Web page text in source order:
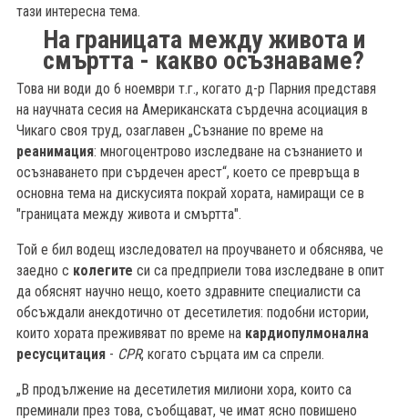
тази интересна тема.
На границата между живота и
смъртта - какво осъзнаваме?
Това ни води до 6 ноември т.г., когато д-р Парния представя
на научната сесия на Американската сърдечна асоциация в
Чикаго своя труд, озаглавен „Съзнание по време на
реанимация: многоцентрово изследване на съзнанието и
осъзнаването при сърдечен арест“, което се превръща в
основна тема на дискусията покрай хората, намиращи се в
"границата между живота и смъртта".
Той е бил водещ изследовател на проучването и обяснява, че
заедно с колегите си са предприели това изследване в опит
да обяснят научно нещо, което здравните специалисти са
обсъждали анекдотично от десетилетия: подобни истории,
които хората преживяват по време на кардиопулмонална
ресусцитация- CPR, когато сърцата им са спрели.
„В продължение на десетилетия милиони хора, които са
преминали през това, съобщават, че имат ясно повишено